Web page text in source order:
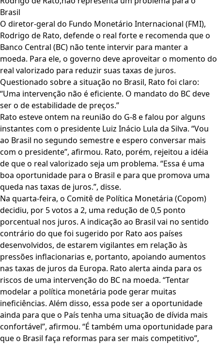
Brasil
O diretor-geral do Fundo Monetário Internacional (FMI),
Rodrigo de Rato, defende o real forte e recomenda que o
Banco Central (BC) não tente intervir para manter a
moeda. Para ele, o governo deve aproveitar o momento do
real valorizado para reduzir suas taxas de juros.
Questionado sobre a situação no Brasil, Rato foi claro:
“Uma intervenção não é eficiente. O mandato do BC deve
ser o de estabilidade de preços.”
Rato esteve ontem na reunião do G-8 e falou por alguns
instantes com o presidente Luiz Inácio Lula da Silva. “Vou
ao Brasil no segundo semestre e espero conversar mais
com o presidente”, afirmou. Rato, porém, rejeitou a idéia
de que o real valorizado seja um problema. “Essa é uma
boa oportunidade para o Brasil e para que promova uma
queda nas taxas de juros.”, disse.
Na quarta-feira, o Comitê de Política Monetária (Copom)
decidiu, por 5 votos a 2, uma redução de 0,5 ponto
porcentual nos juros. A indicação ao Brasil vai no sentido
contrário do que foi sugerido por Rato aos países
desenvolvidos, de estarem vigilantes em relação às
pressões inflacionarias e, portanto, apoiando aumentos
nas taxas de juros da Europa. Rato alerta ainda para os
riscos de uma intervenção do BC na moeda. “Tentar
modelar a política monetária pode gerar muitas
ineficiências. Além disso, essa pode ser a oportunidade
ainda para que o País tenha uma situação de dívida mais
confortável”, afirmou. “É também uma oportunidade para
que o Brasil faça reformas para ser mais competitivo”,